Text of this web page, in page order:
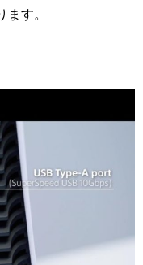
す。